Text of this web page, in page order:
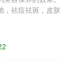
，祛痘祛斑，皮肤